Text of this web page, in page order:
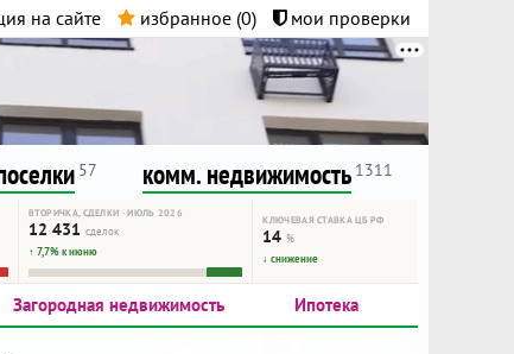
на сайте избранное (0) мои проверки
57 комм. недвижимость 1311
ВТОРИЧКА, СДЕЛКИ · ИЮЛЬ 2026
12 431 сделок
↑ 7,7% к июню
КЛЮЧЕВАЯ СТАВКА ЦБ РФ
14%
↓ снижение
Загородная недвижимость Ипотека